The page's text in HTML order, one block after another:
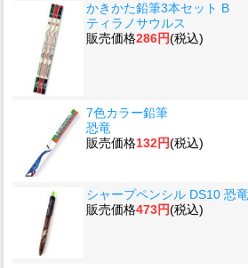
かきかた鉛筆3本セット B
ティラノサウルス
販売価格286円(税込)
7色カラー鉛筆
恐竜
販売価格132円(税込)
シャープペンシル DS10 恐
販売価格473円(税込)